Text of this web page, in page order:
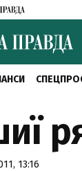
13:16